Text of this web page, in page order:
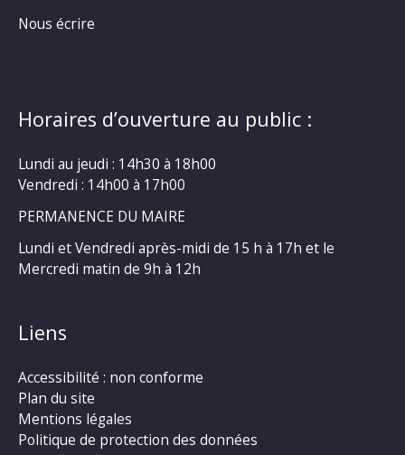
Nous écrire
Horaires d’ouverture au public :
Lundi au jeudi : 14h30 à 18h00
Vendredi : 14h00 à 17h00
PERMANENCE DU MAIRE
Lundi et Vendredi après-midi de 15 h à 17h et le
Mercredi matin de 9h à 12h
Liens
Accessibilité : non conforme
Plan du site
Mentions légales
Politique de protection des données